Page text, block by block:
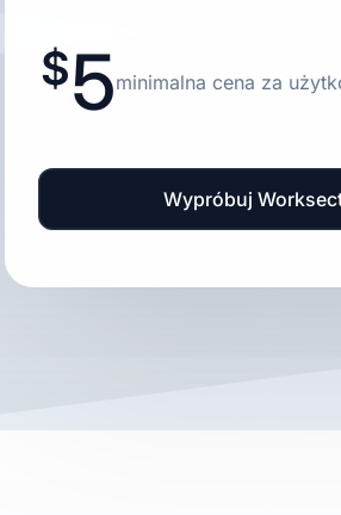
5minimalna cena za
Wypróbuj